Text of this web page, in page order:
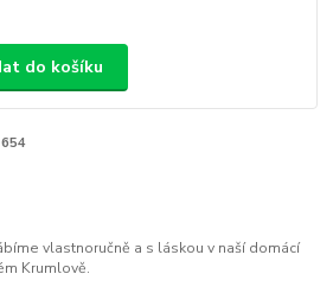
do košíku
654
vlastnoručně a s láskou v naší domácí
Krumlově.